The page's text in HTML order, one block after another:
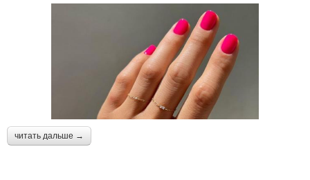
читать дальше →